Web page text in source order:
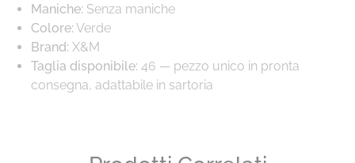
Maniche: Senza maniche
Colore: Verde
Brand: X&M
Taglia disponibile: 46 — pezzo unico in pronta
consegna, adattabile in sartoria